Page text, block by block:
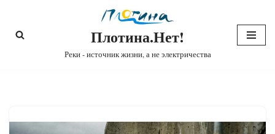
Перейти
Плотина.Нет!
Реки - источник жизни, а не электричества